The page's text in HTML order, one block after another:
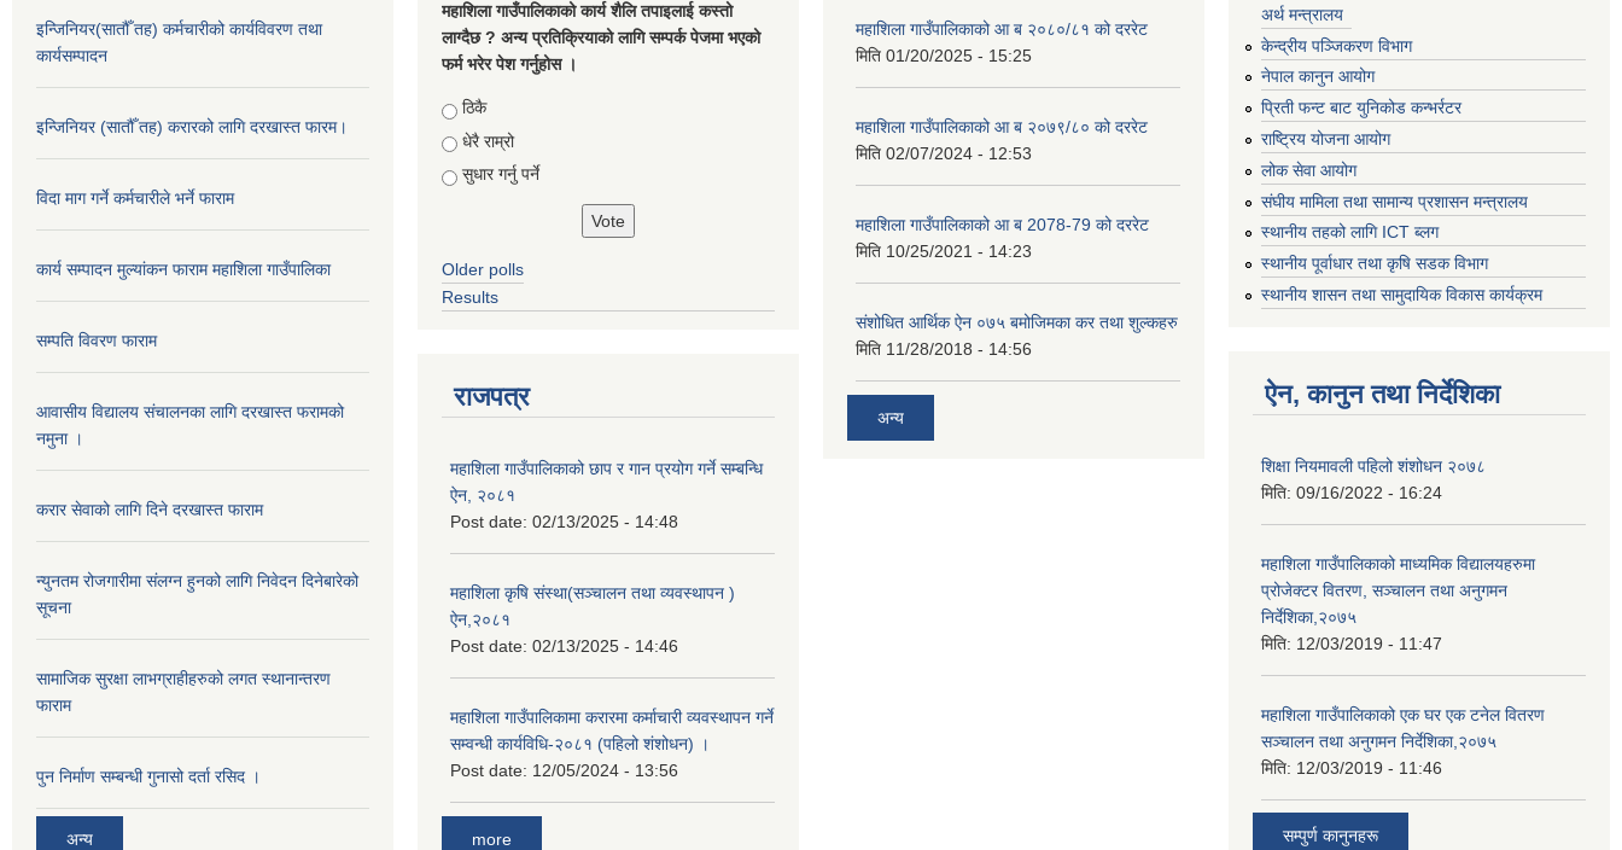
इन्जिनियर(सातौँ तह) कर्मचारीको कार्यविवरण तथा
कार्यसम्पादन
इन्जिनियर (सातौँ तह) करारको लागि दरखास्त फारम।
विदा माग गर्ने कर्मचारीले भर्ने फाराम
कार्य सम्पादन मुल्यांकन फाराम महाशिला गाउँपालिका
सम्पति विवरण फाराम
आवासीय विद्यालय संचालनका लागि दरखास्त फरामको
नमुना ।
करार सेवाको लागि दिने दरखास्त फाराम
न्युनतम रोजगारीमा संलग्न हुनको लागि निवेदन दिनेबारेको
सूचना
सामाजिक सुरक्षा लाभग्राहीहरुको लगत स्थानान्तरण
फाराम
पुन निर्माण सम्बन्धी गुनासो दर्ता रसिद ।
अन्य
महाशिला गाउँपालिकाको कार्य शैलि तपाइलाई कस्तो
लाग्दैछ ? अन्य प्रतिक्रियाको लागि सम्पर्क पेजमा भएको
फर्म भरेर पेश गर्नुहोस ।
Choices
ठिकै
धेरै राम्रो
सुधार गर्नु पर्ने
Older polls
Results
राजपत्र
महाशिला गाउँपालिकाको छाप र गान प्रयोग गर्ने सम्बन्धि
ऐन, २०८१
Post date: 02/13/2025 - 14:48
महाशिला कृषि संस्था(सञ्चालन तथा व्यवस्थापन )
ऐन,२०८१
Post date: 02/13/2025 - 14:46
महाशिला गाउँपालिकामा करारमा कर्माचारी व्यवस्थापन गर्ने
सम्वन्धी कार्यविधि-२०८१ (पहिलो शंशोधन) ।
Post date: 12/05/2024 - 13:56
more
महाशिला गाउँपालिकाको आ ब २०८०/८१ को दररेट
मिति 01/20/2025 - 15:25
महाशिला गाउँपालिकाको आ ब २०७९/८० को दररेट
मिति 02/07/2024 - 12:53
महाशिला गाउँपालिकाको आ ब 2078-79 को दररेट
मिति 10/25/2021 - 14:23
संशोधित आर्थिक ऐन ०७५ बमोजिमका कर तथा शुल्कहरु
मिति 11/28/2018 - 14:56
अन्य
अर्थ मन्त्रालय
केन्द्रीय पञ्जिकरण विभाग
नेपाल कानुन आयोग
प्रिती फन्ट बाट युनिकोड कन्भर्रटर
राष्ट्रिय योजना आयोग
लोक सेवा आयोग
संघीय मामिला तथा सामान्य प्रशासन मन्त्रालय
स्थानीय तहको लागि ICT ब्लग
स्थानीय पूर्वाधार तथा कृषि सडक विभाग
स्थानीय शासन तथा सामुदायिक विकास कार्यक्रम
ऐन, कानुन तथा निर्देशिका
शिक्षा नियमावली पहिलो शंशोधन २०७८
मिति: 09/16/2022 - 16:24
महाशिला गाउँपालिकाको माध्यमिक विद्यालयहरुमा
प्रोजेक्टर वितरण, सञ्चालन तथा अनुगमन
निर्देशिका,२०७५
मिति: 12/03/2019 - 11:47
महाशिला गाउँपालिकाको एक घर एक टनेल वितरण
सञ्चालन तथा अनुगमन निर्देशिका,२०७५
मिति: 12/03/2019 - 11:46
सम्पुर्ण कानुनहरू